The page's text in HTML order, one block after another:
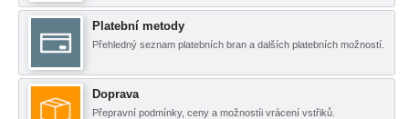
Platební metody
Přehledný seznam platebních bran a dalších platebních možností.
Doprava
Přepravní podmínky, ceny a možnostíi vrácení vstřiků.